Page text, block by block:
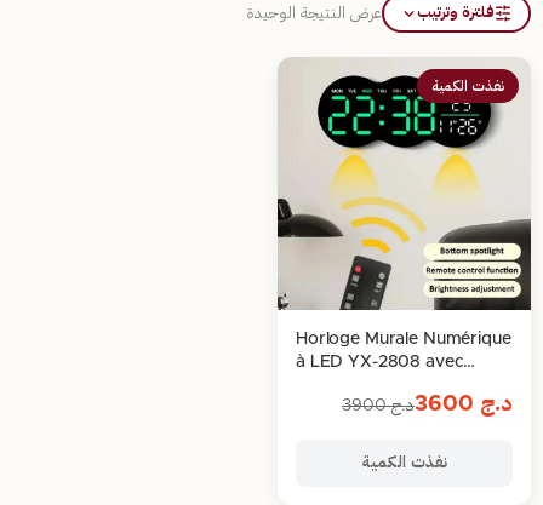
فلترة وترتيب عرض النتيجة الوحيدة
نفذت الكمية
Horloge Murale Numérique
à LED YX-2808 avec
Élégance, Clarté et
د.ج د.ج3900
نفذت الكمية